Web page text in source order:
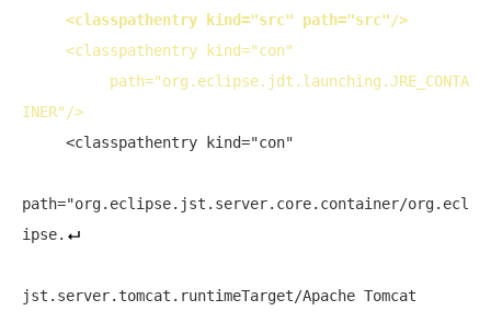
<classpathentry kind="src" path="src"/>
<classpathentry kind="con"
path="org.eclipse.jdt.launching.JRE_CONTA
INER"/>
path="org.eclipse.jst.server.core.container/org.ecl
ipse.
jst.server.tomcat.runtimeTarget/Apache Tomcat